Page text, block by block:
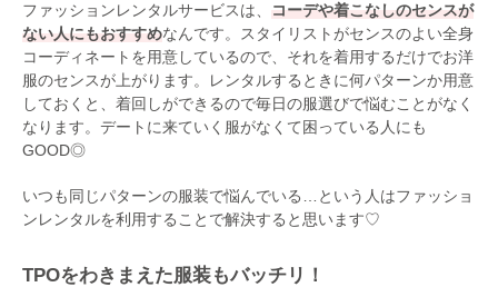
ファッションレンタルサービスは、
コーデや着こなしのセンスが
ない人にもおすすめなんです。スタイリストがセンスのよい全身
コーディネートを用意しているので、それを着用するだけでお洋
服のセンスが上がります。レンタルするときに何パターンか用意
しておくと、着回しができるので毎日の服選びで悩むことがなく
なります。デートに来ていく服がなくて困っている人にも
GOOD◎
いつも同じパターンの服装で悩んでいる…という人はファッショ
ンレンタルを利用することで解決すると思います♡
TPOをわきまえた服装もバッチリ！